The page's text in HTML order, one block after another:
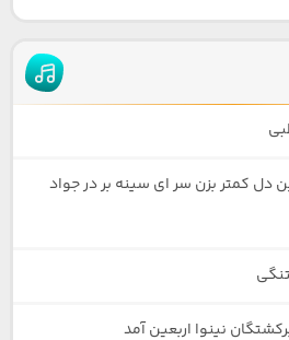
دل کمتر بزن سر ای سینه بر در جواد
نینوا اربعین آمد